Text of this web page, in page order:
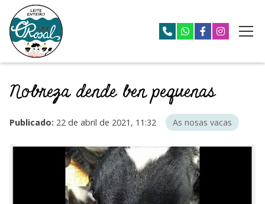
Nobreza dende ben pequenas
Publicado: 22 de abril de 2021, 11:32 As nosas vacas